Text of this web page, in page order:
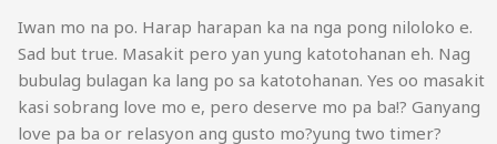
Iwan mo na po. Harap harapan ka na nga pong niloloko e.
Sad but true. Masakit pero yan yung katotohanan eh. Nag
bubulag bulagan ka lang po sa katotohanan. Yes oo masakit
kasi sobrang love mo e, pero deserve mo pa ba!? Ganyang
love pa ba or relasyon ang gusto mo?yung two timer?